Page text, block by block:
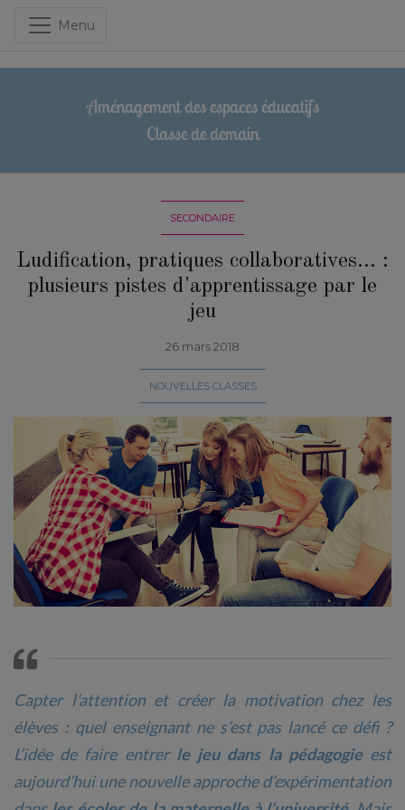
Menu
Aménagement des espaces éducatifs
Classe de demain
SECONDAIRE
Ludification, pratiques collaboratives... :
plusieurs pistes d'apprentissage par le
jeu
26 mars 2018
NOUVELLES CLASSES
Capter l’attention et créer la motivation chez les
élèves : quel enseignant ne s’est pas lancé ce défi ?
L’idée de faire entrerle jeu dans la pédagogieest
aujourd’hui une nouvelle approche d’expérimentation